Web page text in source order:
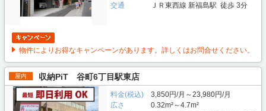
交通
ＪＲ東西線 新福島駅 徒歩 3分
物件によりお得なキャンペーンがあります。詳しくはお問合せください。
屋内 収納PiT 谷町6丁目駅東店
料金(税込)
3,850円/月～23,980円/月
広さ
0.32m²～4.7m²